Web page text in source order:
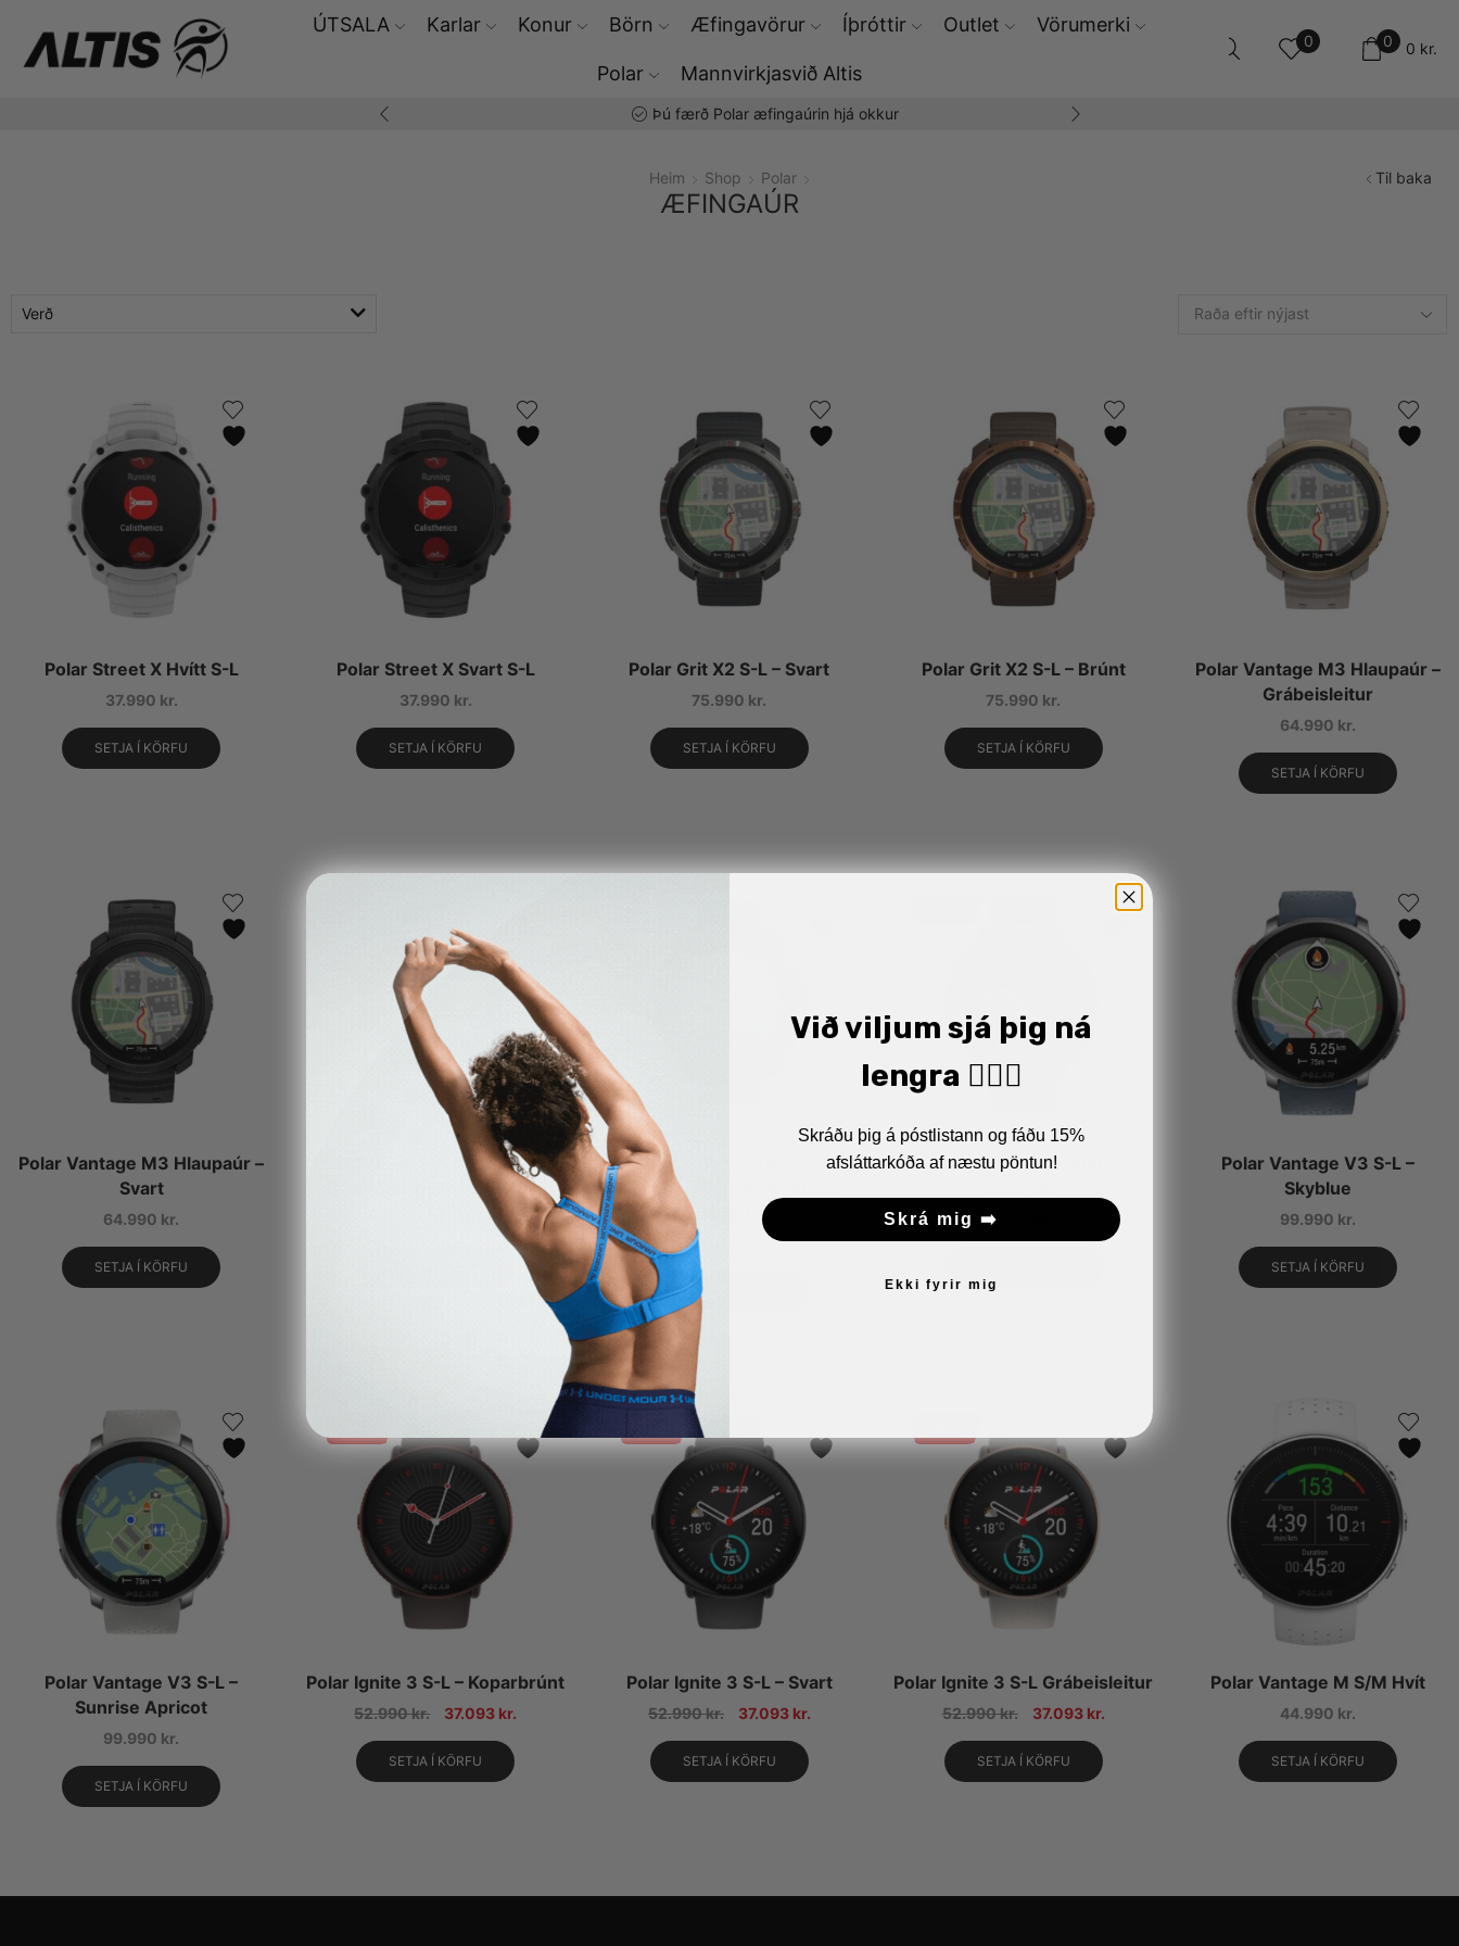
ÚTSALA Karlar Konur Börn Æfingavörur Íþróttir Outlet Vörumerki
Polar Mannvirkjasvið Altis
0 0 0 kr.
Þú færð Polar æfingaúrin hjá okkur
Heim Shop Polar
ÆFINGAÚR
Til baka
Verð
Polar Street X Hvítt S-L
37.990 kr.
SETJA Í KÖRFU
Polar Street X Svart S-L
37.990 kr.
SETJA Í KÖRFU
Polar Grit X2 S-L – Svart
75.990 kr.
SETJA Í KÖRFU
Polar Grit X2 S-L – Brúnt
75.990 kr.
SETJA Í KÖRFU
Polar Vantage M3 Hlaupaúr –
Grábeisleitur
64.990 kr.
SETJA Í KÖRFU
Polar Vantage M3 Hlaupaúr –
Svart
64.990 kr.
SETJA Í KÖRFU
Polar Grit X2 Pro S-L útivistar-
og alhliða íþróttaúr – grátt
Polar Grit X2 Pro S-L –
Útivistar og Alhliða Íþróttaúr –
119.990
SETJA Í KÖRFU
Polar Ignite 3 Titanium S-L
62.990
Polar Vantage V3 S-L –
Skyblue
99.990 kr.
SETJA Í KÖRFU
Polar Vantage V3 S-L –
Sunrise Apricot
99.990 kr.
SETJA Í KÖRFU
Polar Ignite 3 S-L – Koparbrúnt
52.990kr. 37.093 kr.
SETJA Í KÖRFU
Polar Ignite 3 S-L – Svart
52.990kr. 37.093 kr.
SETJA Í KÖRFU
Polar Ignite 3 S-L Grábeisleitur
52.990kr. 37.093 kr.
SETJA Í KÖRFU
Polar Vantage M S/M Hvít
44.990 kr.
SETJA Í KÖRFU
Við viljum sjá þig ná
lengra 🏋🏼‍♂️
Skráðu þig á póstlistann og fáðu 15%
afsláttarkóða af næstu pöntun!
Skrá mig ➡️
Ekki fyrir mig